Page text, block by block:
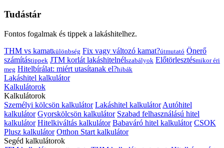
Tudástár
Fontos fogalmak és tippek a lakáshitelhez.
THM vs kamatkülönbség Fix vagy változó kamat?útmutató Önerő
számítástippek JTM korlát lakáshitelnélszabályok Előtörlesztésmikor éri
meg Hitelbírálat: miért utasítanak el?hibák
Lakáshitel kalkulátor
Kalkulátorok
Kalkulátorok
Személyi kölcsön kalkulátor Lakáshitel kalkulátor Autóhitel
kalkulátor Gyorskölcsön kalkulátor Szabad felhasználású hitel
kalkulátor Hitelkiváltás kalkulátor Babaváró hitel kalkulátor CSOK
Plusz kalkulátor Otthon Start kalkulátor
Segéd kalkulátorok